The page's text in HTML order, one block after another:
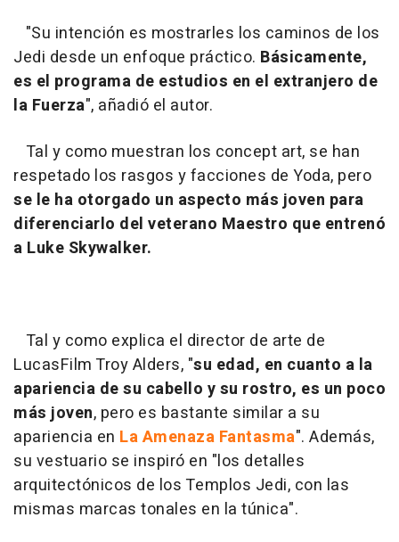
"Su intención es mostrarles los caminos de los
Jedi desde un enfoque práctico. Básicamente,
es el programa de estudios en el extranjero de
la Fuerza", añadió el autor.
Tal y como muestran los concept art, se han
respetado los rasgos y facciones de Yoda, pero
se le ha otorgado un aspecto más joven para
diferenciarlo del veterano Maestro que entrenó
a Luke Skywalker.
Tal y como explica el director de arte de
LucasFilm Troy Alders, "su edad, en cuanto a la
apariencia de su cabello y su rostro, es un poco
más joven, pero es bastante similar a su
apariencia en La Amenaza Fantasma". Además,
su vestuario se inspiró en "los detalles
arquitectónicos de los Templos Jedi, con las
mismas marcas tonales en la túnica".